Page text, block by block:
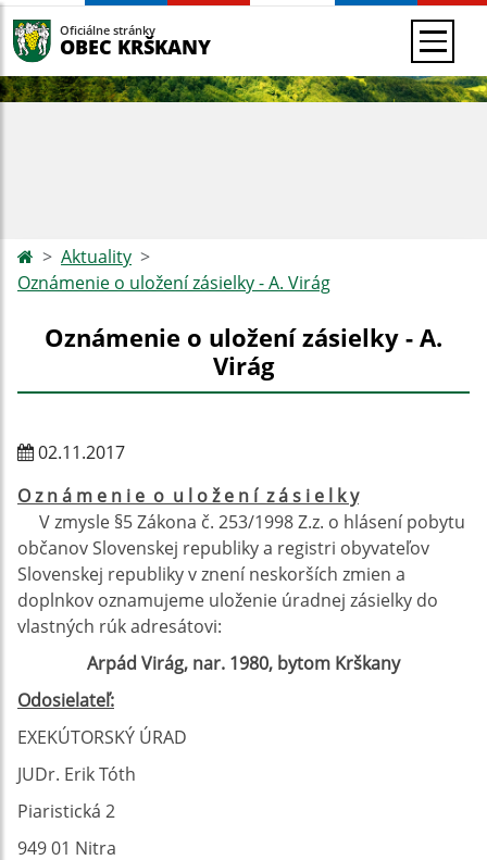
Oficiálne stránky
OBEC KRŠKANY
Aktuality
Oznámenie o uložení zásielky - A. Virág
Oznámenie o uložení zásielky - A.
Virág
02.11.2017
O z n á m e n i e o u l o ž e n í z á s i e l k y
V zmysle §5 Zákona č. 253/1998 Z.z. o hlásení pobytu
občanov Slovenskej republiky a registri obyvateľov
Slovenskej republiky v znení neskorších zmien a
doplnkov oznamujeme uloženie úradnej zásielky do
vlastných rúk adresátovi:
Arpád Virág, nar. 1980, bytom Krškany
Odosielateľ:
EXEKÚTORSKÝ ÚRAD
JUDr. Erik Tóth
Piaristická 2
949 01 Nitra